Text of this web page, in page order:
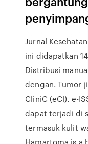
Jurnal
ini didapatkan
Distribusi
dengan. Tumor
CliniC (eCl). e-
dapat terjadi di
termasuk kulit
Hamartoma is a